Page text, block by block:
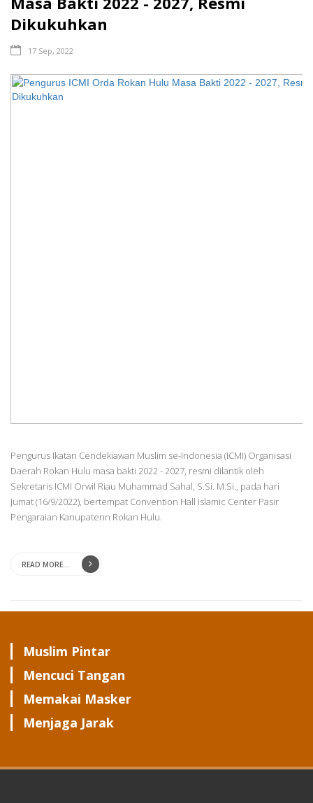
Dikukuhkan
17 Sep, 2022
Pengurus Ikatan Cendekiawan Muslim se-Indonesia (ICMI) Organisasi
Daerah Rokan Hulu masa bakti 2022 - 2027, resmi dilantik oleh
Sekretaris ICMI Orwil Riau Muhammad Sahal, S.Si. M.Si., pada hari
Jumat (16/9/2022), bertempat Convention Hall Islamic Center Pasir
Pengaraian Kanupatenn Rokan Hulu.
READ MORE...
Muslim Pintar
Mencuci Tangan
Memakai Masker
Menjaga Jarak